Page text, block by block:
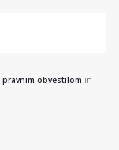
pravnim obvestilom in